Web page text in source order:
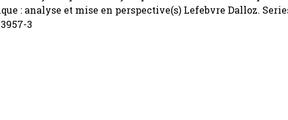
: analyse et mise en perspective(s) Lefebvre Dalloz.
3